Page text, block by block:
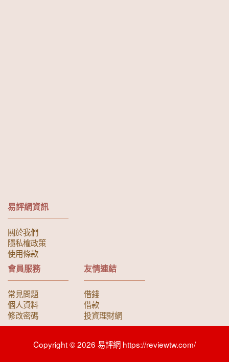
易評網資訊
關於我們
隱私權政策
使用條款
會員服務
常見問題
個人資料
修改密碼
友情連結
借錢
借款
投資理財網
Copyright © 2026 易評網 https://reviewtw.com/